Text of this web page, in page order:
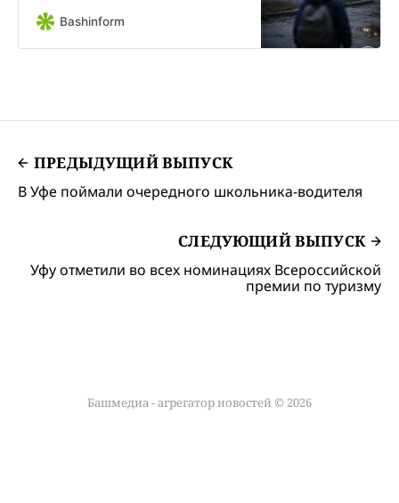
Bashinform
ПРЕДЫДУЩИЙ ВЫПУСК
В Уфе поймали очередного школьника-водителя
СЛЕДУЮЩИЙ ВЫПУСК
Уфу отметили во всех номинациях Всероссийской
премии по туризму
Башмедиа - агрегатор новостей © 2026